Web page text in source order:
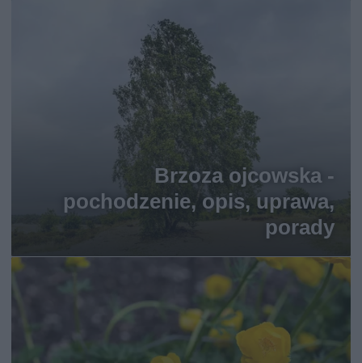
Brzoza ojcowska -
pochodzenie, opis, uprawa,
porady